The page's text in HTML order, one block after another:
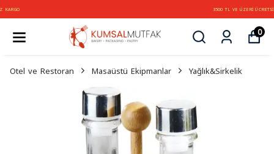
0
Otel ve Restoran Masaüstü Ekipmanlar Yağlık&Sirkelik